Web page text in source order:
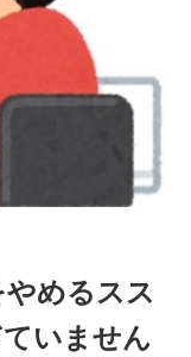
めるスス
いません